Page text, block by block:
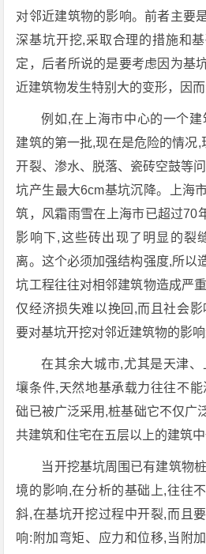
对邻近建筑物的影响。前者主要
深基坑开挖,采取合理的措施和
定，后者所说的是要考虑因为基
近建筑物发生特别大的变形，因
例如,在上海市中心的一个
建筑的第一批,现在是危险的情况,
开裂、渗水、脱落、瓷砖空鼓等
坑产生最大6cm基坑沉降。上海
筑，风霜雨雪在上海市已超过70
影响下,这些砖出现了明显的裂
离。这个必须加强结构强度,所以
坑工程往往对相邻建筑物造成严
仅经济损失难以挽回,而且社会
要对基坑开挖对邻近建筑物的影响
在其余大城市,尤其是天津
壤条件,天然地基承载力往往不
础已被广泛采用,桩基础它不仅广
共建筑和住宅在五层以上的建筑
当开挖基坑周围已有建筑物
境的影响,在分析的基础上,往往
斜,在基坑开挖过程中开裂,而且
响:附加弯矩、应力和位移,当附